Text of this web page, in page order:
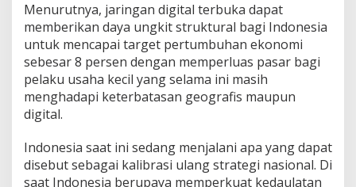
Menurutnya, jaringan digital terbuka dapat
memberikan daya ungkit struktural bagi Indonesia
untuk mencapai target pertumbuhan ekonomi
sebesar 8 persen dengan memperluas pasar bagi
pelaku usaha kecil yang selama ini masih
menghadapi keterbatasan geografis maupun
digital.
Indonesia saat ini sedang menjalani apa yang dapat
disebut sebagai kalibrasi ulang strategi nasional. Di
saat Indonesia berupaya memperkuat kedaulatan